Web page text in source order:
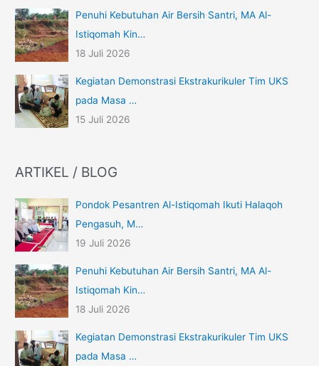
Penuhi Kebutuhan Air Bersih Santri, MA Al-
Istiqomah Kin…
18 Juli 2026
Kegiatan Demonstrasi Ekstrakurikuler Tim UKS
pada Masa …
15 Juli 2026
ARTIKEL / BLOG
Pondok Pesantren Al-Istiqomah Ikuti Halaqoh
Pengasuh, M…
19 Juli 2026
Penuhi Kebutuhan Air Bersih Santri, MA Al-
Istiqomah Kin…
18 Juli 2026
Kegiatan Demonstrasi Ekstrakurikuler Tim UKS
pada Masa …